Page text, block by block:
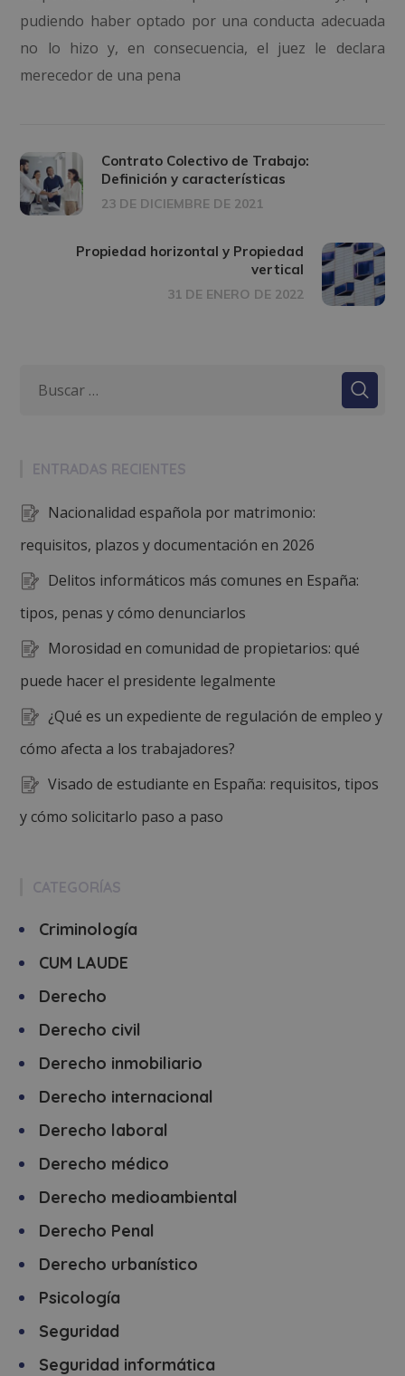
pudiendo haber optado por una conducta adecuada
no lo hizo y, en consecuencia, el juez le declara
merecedor de una pena
Contrato Colectivo de Trabajo:
Definición y características
23 DE DICIEMBRE DE 2021
Propiedad horizontal y Propiedad
vertical
31 DE ENERO DE 2022
ENTRADAS RECIENTES
Nacionalidad española por matrimonio:
requisitos, plazos y documentación en 2026
Delitos informáticos más comunes en España:
tipos, penas y cómo denunciarlos
Morosidad en comunidad de propietarios: qué
puede hacer el presidente legalmente
¿Qué es un expediente de regulación de empleo y
cómo afecta a los trabajadores?
Visado de estudiante en España: requisitos, tipos
y cómo solicitarlo paso a paso
CATEGORÍAS
Criminología
CUM LAUDE
Derecho
Derecho civil
Derecho inmobiliario
Derecho internacional
Derecho laboral
Derecho médico
Derecho medioambiental
Derecho Penal
Derecho urbanístico
Psicología
Seguridad
Seguridad informática